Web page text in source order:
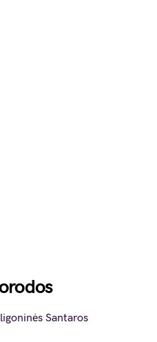
Santaros